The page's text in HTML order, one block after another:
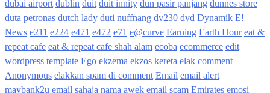
dubai airport dublin duit duit innity dun pasir panjang dunnes store
duta petronas dutch lady duti nuffnang dv230 dvd Dynamik E!
News e211 e224 e471 e472 e71 e@curve Earning Earth Hour eat &
repeat cafe eat & repeat cafe shah alam ecoba ecommerce edit
wordpress template Ego ekzema ekzos kereta elak comment
Anonymous elakkan spam di comment Email email alert
maybank2u email sahaja nama awek email scam Emirates emosi